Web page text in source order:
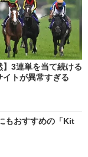
】3連単を当て続ける
イトが異常すぎる
もおすすめの「Kit